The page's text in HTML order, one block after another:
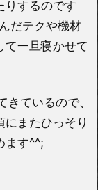
りするのです
だテクや機材
て一旦寝かせて
ているので、
またひっそり
ます^^;